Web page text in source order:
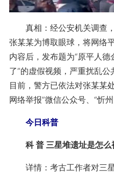
真相：经公安机关调查，
张某某为博取眼球，将网络
内容后，发布题为“原平人
了”的虚假视频，严重扰乱公
目前，警方已依法对张某某
网络举报”微信公众号、“忻
今日科普
科 普 三星堆遗址是怎么
详情：考古工作者对三星